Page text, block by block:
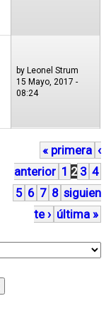
by Leonel Strum
15 Mayo, 2017 -
08:24
« primera ‹
anterior 1 2 3 4
5 6 7 8 siguien
te › última »